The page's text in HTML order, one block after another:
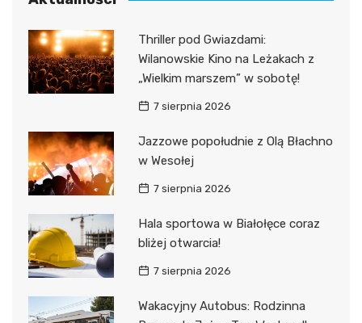
Thriller pod Gwiazdami:
Wilanowskie Kino na Leżakach z
„Wielkim marszem” w sobotę!
7 sierpnia 2026
Jazzowe popołudnie z Olą Błachno
w Wesołej
7 sierpnia 2026
Hala sportowa w Białołęce coraz
bliżej otwarcia!
7 sierpnia 2026
Wakacyjny Autobus: Rodzinna